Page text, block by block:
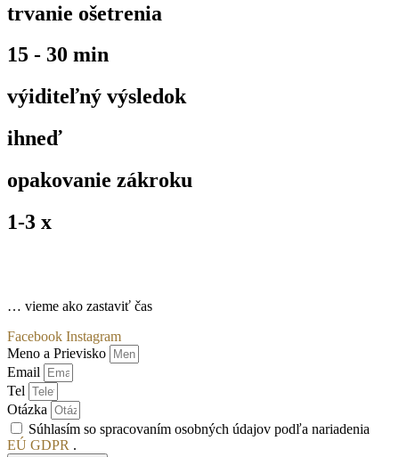
trvanie ošetrenia
15 - 30 min
výiditeľný výsledok
ihneď
opakovanie zákroku
1-3 x
… vieme ako zastaviť čas
Facebook Instagram
Meno a Prievisko
Email
Tel
Otázka
Súhlasím so spracovaním osobných údajov podľa nariadenia
EÚ GDPR .